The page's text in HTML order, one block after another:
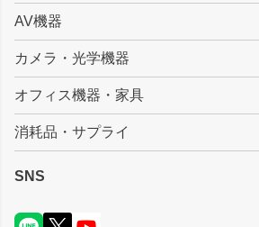
AV機器
カメラ・光学機器
オフィス機器・家具
消耗品・サプライ
SNS